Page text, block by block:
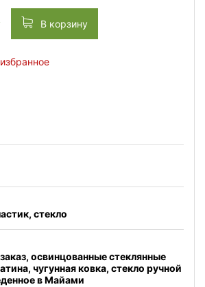
В корзину
стекло
освинцованные стеклянные
чугунная ковка, стекло ручной
в Майами